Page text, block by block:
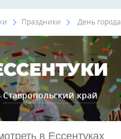
Праздники День города
Ставропольский край